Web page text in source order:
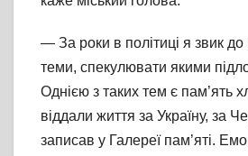
— За роки в політиці я звик
теми, спекулювати якими
Однією з таких тем є пам’ять
віддали життя за Україну, за
записав у Галереї пам’яті.